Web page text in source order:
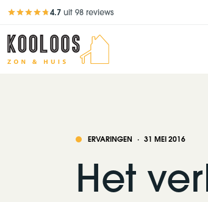
Beoordeling 4,7 van 5
4.7 uit 98 reviews
ERVARINGEN · 31 MEI 2016
Het